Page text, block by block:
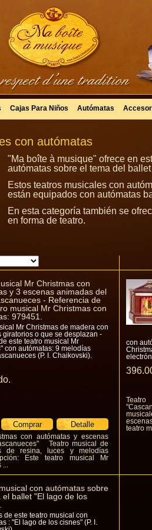
Cajas Para Niños Autómatas
con autómatas
"Ma boîte à musique" ofrece en
autómatas sobre el tema del
Estos teatros musicales con
están equipados con autómatas
En esta categoría también se
en forma de teatro.
Mr Christmas con
y 3 escenas animadas del
- Referencia de
musical Mr Christmas con
979451.
Mr Christmas de madera con
giratorios o que se desplazan -
este teatro musical Mr
con autómatas: 9 melodías
(P. I. Chaikovski).
con autómatas y escenas
Teatro musical de
de resina, luces y melodías
Este teatro musical Mr
...
con
396
teatro
con autómatas sobre
el ballet "El lago de los
de este teatro musical con
: "El lago de los cisnes" (P. I.